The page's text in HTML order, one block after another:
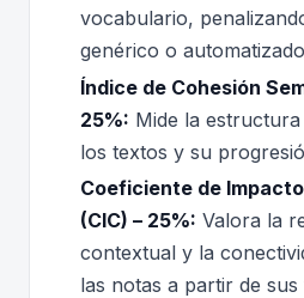
vocabulario,
genérico o
Índice de Cohesión
25%: Mide la
los textos y su
Coeficiente de
(CIC) – 25%: Valora la
contextual y la
las notas a partir de